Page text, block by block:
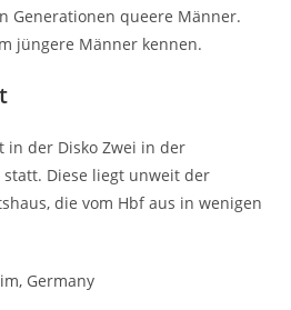
Generationen queere Männer.
jüngere Männer kennen.
in der Disko Zwei in der
Diese liegt unweit der
die vom Hbf aus in wenigen
Germany